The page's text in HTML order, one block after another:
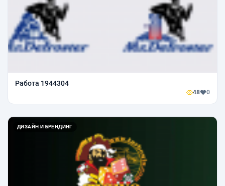
Работа 1944304
48 0
ДИЗАЙН И БРЕНДИНГ